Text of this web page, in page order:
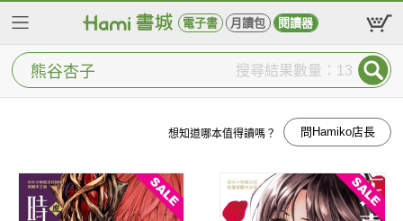
電子書 月讀包 閱讀器
搜尋結果數量：13
想知道哪本值得讀嗎？ 問Hamiko店長